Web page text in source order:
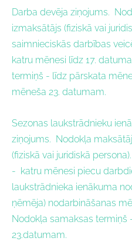
Darba devēja ziņojums.
izmaksātājs (fiziskā vai
saimnieciskās darbības
katru mēnesi līdz 17.
termiņš - līdz pārskata
mēneša 23. datumam.
Sezonas laukstrādnieku
ziņojums. Nodokļa
(fiziskā vai juridiskā persona).
- katru mēnesi piecu
laukstrādnieka ienākuma
ņēmēja) nodarbināšanas
Nodokļa samaksas termiņš
23.datumam.